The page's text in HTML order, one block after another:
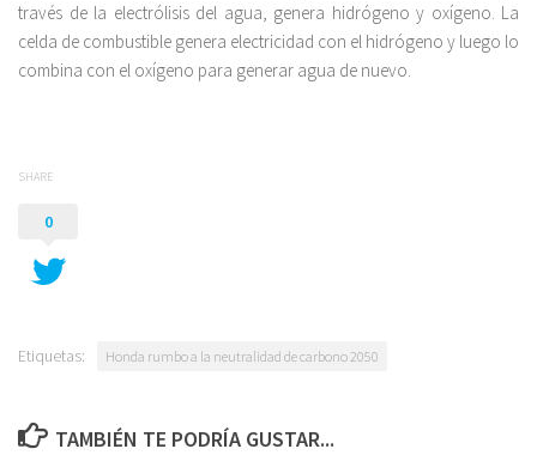
través de la electrólisis del agua, genera hidrógeno y oxígeno. La
celda de combustible genera electricidad con el hidrógeno y luego lo
combina con el oxígeno para generar agua de nuevo.
SHARE
0
Etiquetas: Honda rumbo a la neutralidad de carbono 2050
TAMBIÉN TE PODRÍA GUSTAR...